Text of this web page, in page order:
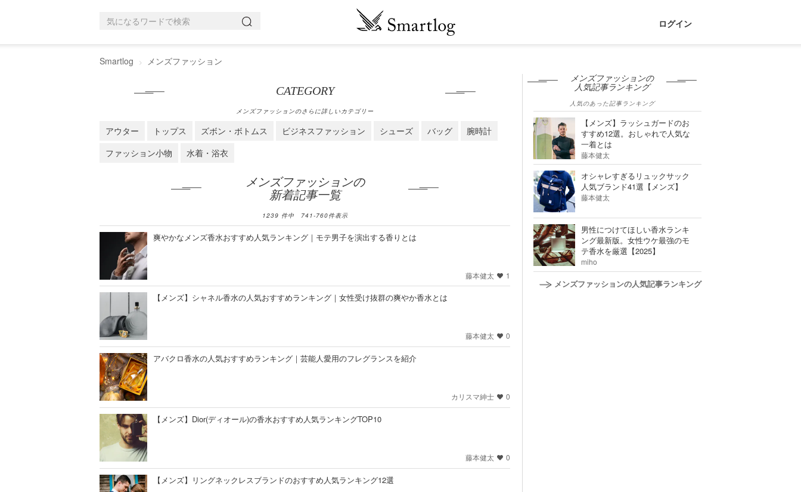
ログイン
Smartlog メンズファッション
CATEGORY
メンズファッションのさらに詳しいカテゴリー
アウター トップス ズボン・ボトムス ビジネスファッション シューズ バッグ
腕時計
ファッション小物
水着・浴衣
メンズファッションの
新着記事一覧
1239 件中 741-760件表示
爽やかなメンズ香水おすすめ人気ランキング｜モテ男子を演出する香りとは
藤本健太 1
【メンズ】シャネル香水の人気おすすめランキング｜女性受け抜群の爽やか香水とは
藤本健太 0
アバクロ香水の人気おすすめランキング｜芸能人愛用のフレグランスを紹介
カリスマ紳士 0
【メンズ】Dior(ディオール)の香水おすすめ人気ランキングTOP10
藤本健太 0
【メンズ】リングネックレスブランドのおすすめ人気ランキング12選
メンズファッションの
人気記事ランキング
人気のあった記事ランキング
【メンズ】ラッシュガードのお
すすめ12選。おしゃれで人気な
一着とは
藤本健太
オシャレすぎるリュックサック
人気ブランド41選【メンズ】
藤本健太
男性につけてほしい香水ランキ
ング最新版。女性ウケ最強のモ
テ香水を厳選【2025】
miho
メンズファッションの人気記事ランキング